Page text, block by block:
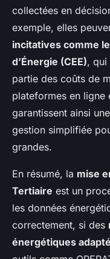
collectées en
exemple, elles
incitatives comme
d’Énergie (CEE), qui
partie des coûts de
plateformes en ligne
garantissent ainsi
gestion simplifiée
grandes.
En résumé, la mise
Tertiaire est un
les données
correctement, si des
énergétiques